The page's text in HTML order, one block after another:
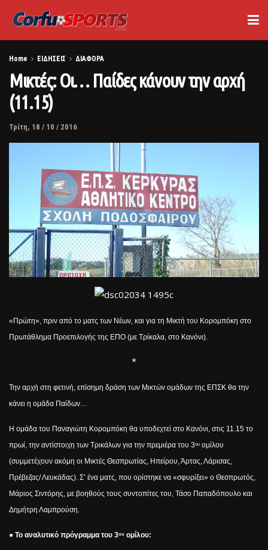
Home ΕΙΔΗΣΕΙΣ ΔΙΑΦΟΡΑ
Μικτές: Οι… Παίδες κάνουν την αρχή
(11.15)
Τρίτη, 18 / 10 / 2016
«Πρώτη», πριν από το ματς των Νέων, και για τη Μικτή του Κορομπόκη στο
Πρωτάθλημα Προεπιλογής της ΕΠΟ (με Τρίκαλα, στο Κανόνι).
*
Την αρχή στη φετινή, επίσημη δράση των Μικτών ομάδων της ΕΠΣΚ θα την
κάνει η ομάδα Παίδων…
Η ομάδα του Παναγιώτη Κορομπόκη θα υποδεχτεί στο Κανόνι, στις 11.15 το
πρωί, την αντίστοιχη των Τρικάλων για την πρεμιέρα του 3ου ομίλου
(συμμετέχουν ακόμη οι Μικτές Θεσπρωτίας, Ηπείρου, Άρτας, Λάρισας,
Πρέβεζας/ Λευκάδας). Σ’ ένα ματς, που ορίστηκε να «σφυρίξει» ο Θεσπρωτός,
Μάριος Σιντόρης, με βοηθούς τους συντοπίτες του, Τάσο Παπαδόπουλο και
Δημήτρη Λαμπρούση.
● Το αναλυτικό πρόγραμμα του 3ου ομίλου: